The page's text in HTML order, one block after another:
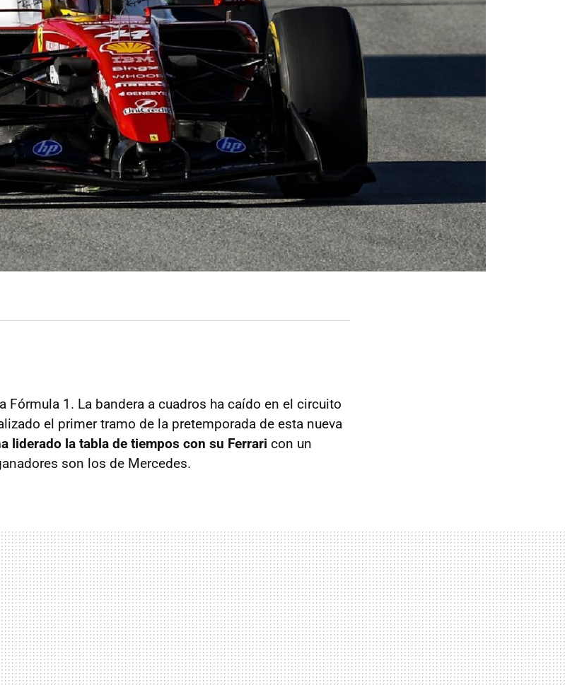
Fórmula 1. La bandera a cuadros ha caído en el circuito
el primer tramo de la pretemporada de esta nueva
liderado la tabla de tiempos con su Ferrari con un
son los de Mercedes.